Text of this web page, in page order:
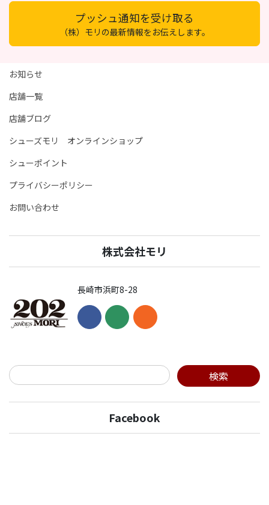
プッシュ通知を受け取る
（株）モリの最新情報をお伝えします。
お知らせ
店舗一覧
店舗ブログ
シューズモリ オンラインショップ
シューポイント
プライバシーポリシー
お問い合わせ
株式会社モリ
長崎市浜町8-28
Facebook